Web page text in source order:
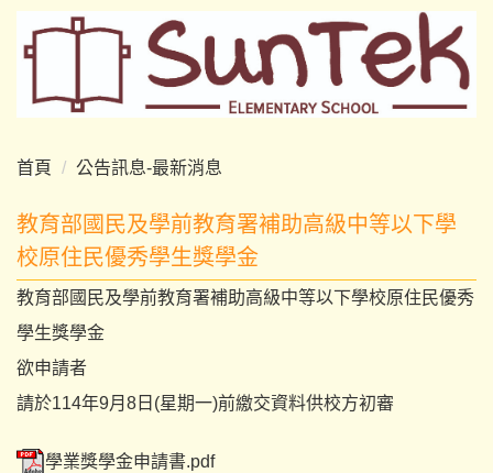
到
容
首頁 公告訊息-最新消息
教育部國民及學前教育署補助高級中等以下學
校原住民優秀學生獎學金
教育部國民及學前教育署補助高級中等以下學校原住民優秀
學生獎學金
欲申請者
請於114年9月8日(星期一)前繳交資料供校方初審
學業獎學金申請書.pdf